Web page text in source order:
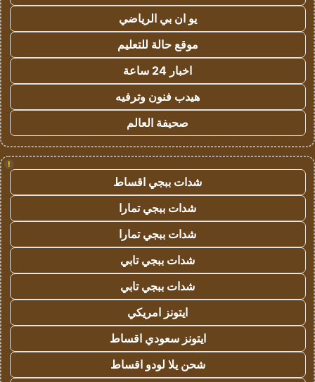
يو ان بي الرياضي
موقع حالة للتعليم
اخبار 24 ساعة
هيدب فنون وترفيه
صحيفة العالم
!
شدات ببجي اقساط
شدات ببجي تمارا
شدات ببجي تمارا
شدات ببجي تابي
شدات ببجي تابي
ايتونز امريكي
ايتونز سعودي اقساط
شحن يلا لودو اقساط